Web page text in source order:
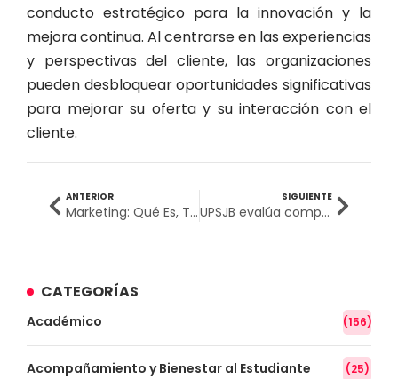
conducto estratégico para la innovación y la
mejora continua. Al centrarse en las experiencias
y perspectivas del cliente, las organizaciones
pueden desbloquear oportunidades significativas
para mejorar su oferta y su interacción con el
cliente.
ANTERIOR
Marketing: Qué Es, Tipos y Su Evolución
SIGUIENTE
UPSJB evalúa competencias con el Examen Clínico Objetivo Estructurado (ECOE)
CATEGORÍAS
Académico (156)
Acompañamiento y Bienestar al Estudiante (25)